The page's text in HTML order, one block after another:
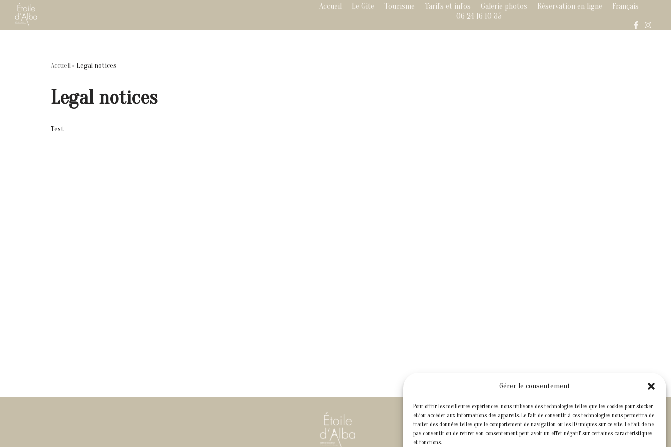
Gérer le consentement
Pour offrir les meilleures expériences, nous utilisons des technologies telles que les cookies pour stocker
et/ou accéder aux informations des appareils. Le fait de consentir à ces technologies nous permettra de
traiter des données telles que le comportement de navigation ou les ID uniques sur ce site. Le fait de ne
pas consentir ou de retirer son consentement peut avoir un effet négatif sur certaines caractéristiques
et fonctions.
Accueil Le Gîte Tourisme Tarifs et infos Galerie photos Réservation en ligne
Français
06 24 16 10 35
Accueil» Legal notices
Legal notices
Test